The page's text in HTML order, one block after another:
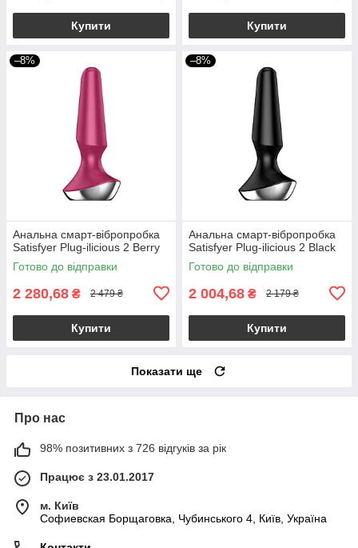
Купити Купити
–8%
Анальна смарт-вібропробка
Satisfyer Plug-ilicious 2 Berry
Готово до відправки
2 280,68 ₴ 2 479 ₴
Купити
–8%
Анальна смарт-вібропробка
Satisfyer Plug-ilicious 2 Black
Готово до відправки
2 004,68 ₴ 2 179 ₴
Купити
Показати ще
Про нас
98% позитивних з 726 відгуків за рік
Працює з 23.01.2017
м. Київ
Софиевская Борщаговка, Чубинського 4, Київ, Україна